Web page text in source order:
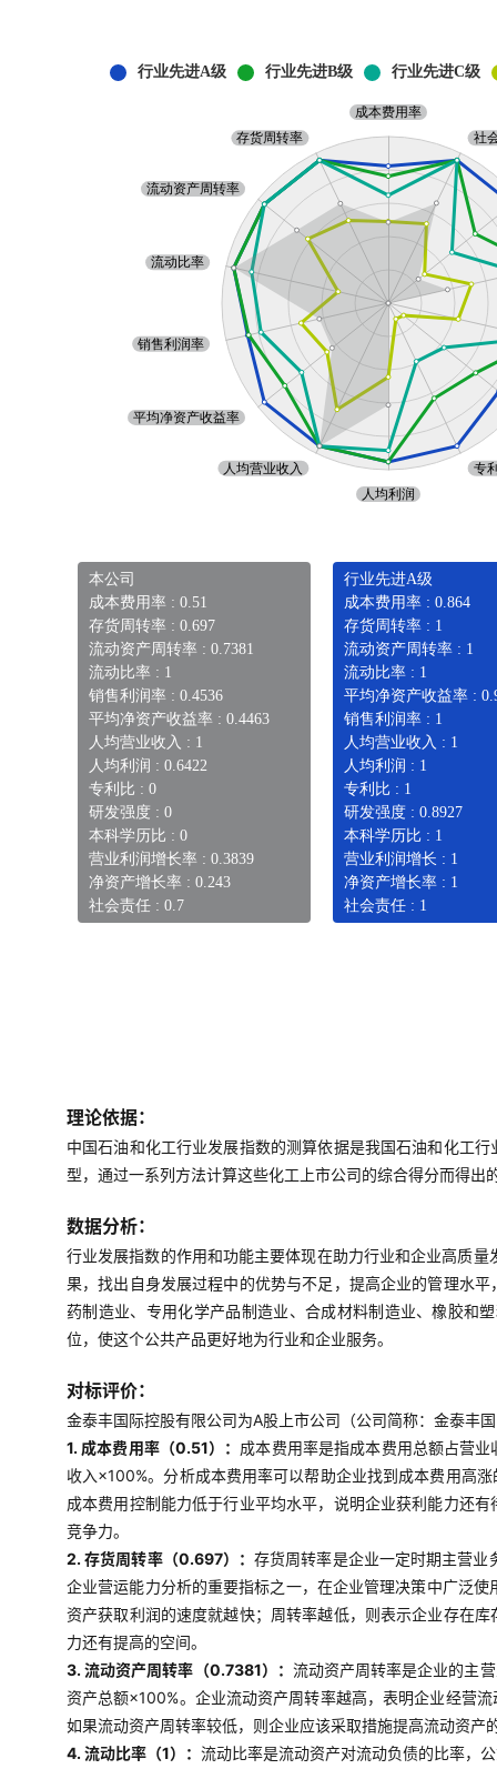
本公司
成本费用率 : 0.51
存货周转率 : 0.697
流动资产周转率 : 0.7381
流动比率 : 1
销售利润率 : 0.4536
平均净资产收益率 : 0.4463
人均营业收入 : 1
人均利润 : 0.6422
专利比 : 0
研发强度 : 0
本科学历比 : 0
营业利润增长率 : 0.3839
净资产增长率 : 0.243
社会责任 : 0.7
行业先进A级
成本费用率 : 0.864
存货周转率 : 1
流动资产周转率 : 1
流动比率 : 1
平均净资产收益率 :
销售利润率 : 1
人均营业收入 : 1
人均利润 : 1
专利比 : 1
研发强度 : 0.8927
本科学历比 : 1
营业利润增长 : 1
净资产增长率 : 1
社会责任 : 1
理论依据：
中国石油和化工行业发展指数的测算依据是我国石油和化工
型，通过一系列方法计算这些化工上市公司的综合得分而得
数据分析：
行业发展指数的作用和功能主要体现在助力行业和企业高质
果，找出自身发展过程中的优势与不足，提高企业的管理水
药制造业、专用化学产品制造业、合成材料制造业、橡胶和
位，使这个公共产品更好地为行业和企业服务。
对标评价：
金泰丰国际控股有限公司为A股上市公司（公司简称：金泰丰
1. 成本费用率（0.51）： 成本费用率是指成本费用总额占营
收入×100%。分析成本费用率可以帮助企业找到成本费用高
成本费用控制能力低于行业平均水平，说明企业获利能力还
竞争力。
2. 存货周转率（0.697）： 存货周转率是企业一定时期主营
企业营运能力分析的重要指标之一，在企业管理决策中广泛
资产获取利润的速度就越快；周转率越低，则表示企业存在
力还有提高的空间。
3. 流动资产周转率（0.7381）： 流动资产周转率是企业的主
资产总额×100%。企业流动资产周转率越高，表明企业经营
如果流动资产周转率较低，则企业应该采取措施提高流动资
4. 流动比率（1）： 流动比率是流动资产对流动负债的比率，